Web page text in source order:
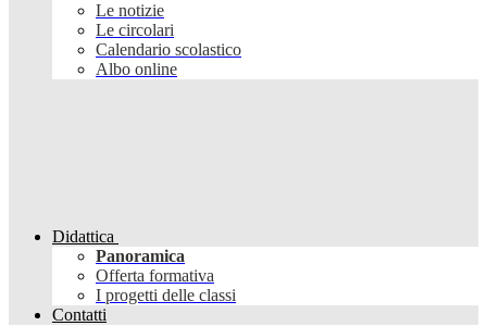
Le notizie
Le circolari
Calendario scolastico
Albo online
Didattica
Panoramica
Offerta formativa
I progetti delle classi
Contatti